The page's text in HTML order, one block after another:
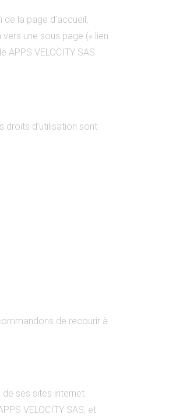
la page d’accueil,
une sous page (« lien
APPS VELOCITY SAS.
droits d’utilisation sont
de recourir à
ses sites internet.
VELOCITY SAS, et